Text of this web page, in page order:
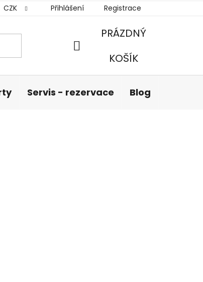
CZK Přihlášení Registrace
NÁKUPNÍ
PRÁZDNÝ
KOŠÍK
Servis - rezervace Blog